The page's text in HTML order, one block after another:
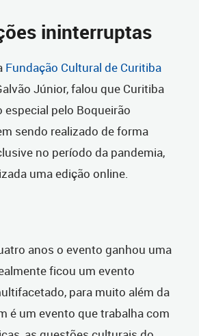
ininterruptas
Fundação Cultural de Curitiba
Júnior, falou que Curitiba
pelo Boqueirão
sendo realizado de forma
no período da pandemia,
uma edição online.
anos o evento ganhou uma
ficou um evento
para muito além da
é um evento que trabalha com